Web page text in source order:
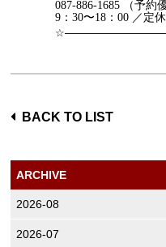
087-886-1685
（予約
9 ：30〜18 ：00 ／定
☆
BACK TO LIST
ARCHIVE
2026-08
2026-07